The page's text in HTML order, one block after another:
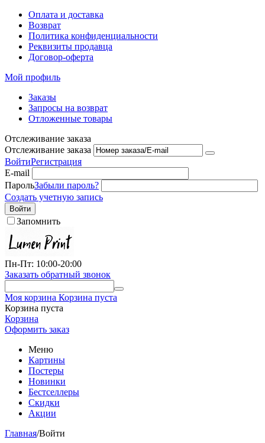
Оплата и доставка
Возврат
Политика конфиденциальности
Реквизиты продавца
Договор-оферта
Мой профиль
Заказы
Запросы на возврат
Отложенные товары
Отслеживание заказа
Отслеживание заказа
ВойтиРегистрация
E-mail
ПарольЗабыли пароль?
Создать учетную запись
Войти
Запомнить
Пн-Пт: 10:00-20:00
Заказать обратный звонок
Моя корзина Корзина пуста
Корзина пуста
Корзина
Оформить заказ
Меню
Картины
Постеры
Новинки
Бестселлеры
Скидки
Акции
Главная/Войти